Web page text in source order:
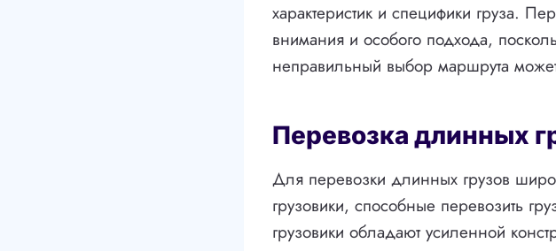
характеристик и специфики груза.
внимания и особого подхода,
неправильный выбор маршрута
Перевозка длинных
Для перевозки длинных грузов
грузовики, способные перевозить
грузовики обладают усиленной